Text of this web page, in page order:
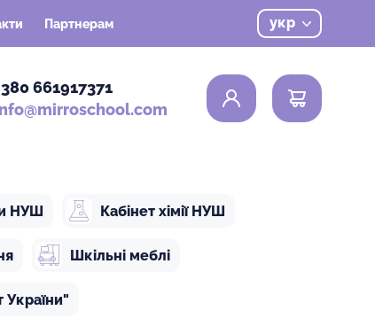
Партнерам укр
661917371
0
НУШ Кабінет хімії НУШ
Шкільні меблі
України"